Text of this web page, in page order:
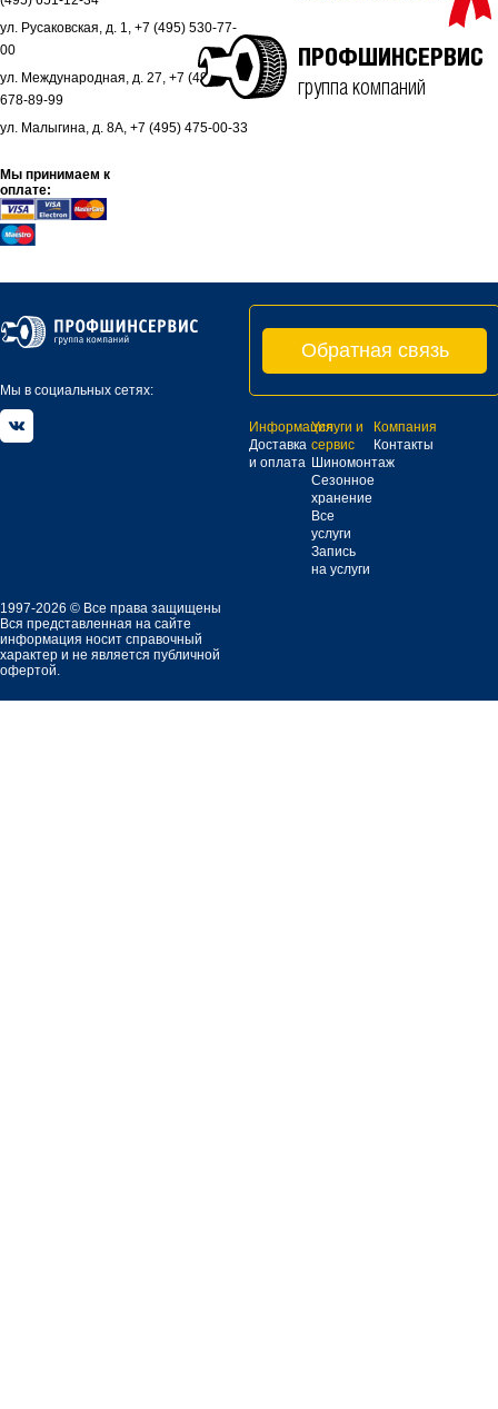
ул. Русаковская, д. 1, +7 (495) 530-77-
00
ул. Международная, д. 27, +7 (495)
678-89-99
ул. Малыгина, д. 8А, +7 (495) 475-00-33
Мы принимаем к
оплате:
ПРОФШИНСЕРВИС
группа компаний
Мы в социальных сетях:
Обратная связь
Информация
Доставка
и оплата
Услуги и
сервис
Шиномонтаж
Сезонное
хранение
Все
услуги
Запись
на услуги
Компания
Контакты
1997-2026 © Все права защищены
Вся представленная на сайте
информация носит справочный
характер и не является публичной
офертой.